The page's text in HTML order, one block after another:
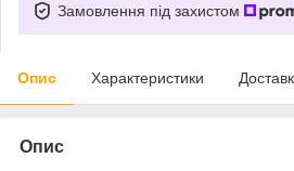
Замовлення під захистом
Опис Характеристики
Опис